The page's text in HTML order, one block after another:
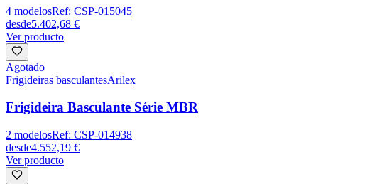
4 modelosRef: CSP-015045
desde5.402,68 €
Ver producto
Agotado
Frigideiras basculantesArilex
Frigideira Basculante Série MBR
2 modelosRef: CSP-014938
desde4.552,19 €
Ver producto